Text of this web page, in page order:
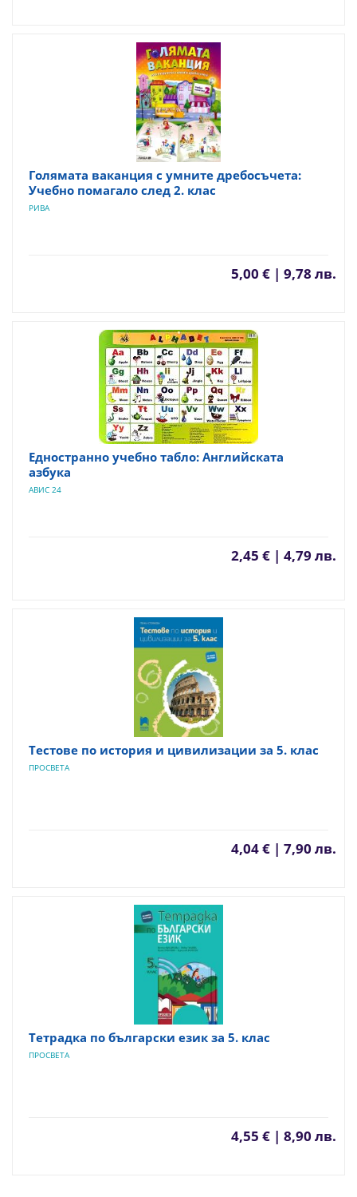
Голямата ваканция с умните дребосъчета:
Учебно помагало след 2. клас
РИВА
5,00 € | 9,78 лв.
Едностранно учебно табло: Английската
азбука
АВИС 24
2,45 € | 4,79 лв.
Тестове по история и цивилизации за 5. клас
ПРОСВЕТА
4,04 € | 7,90 лв.
Тетрадка по български език за 5. клас
ПРОСВЕТА
4,55 € | 8,90 лв.